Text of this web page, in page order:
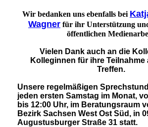
Wir bedanken uns ebenfalls bei
Wagner für ihr Unterstützung
öffentlichen
Vielen Dank auch an die
Kolleginnen für ihre Teilnahme
Treffen.
Unsere regelmäßigen
jeden ersten Samstag im Monat,
bis 12:00 Uhr, im Beratungsraum
Bezirk Sachsen West Ost Süd, in
Augustusburger Straße 31 statt.